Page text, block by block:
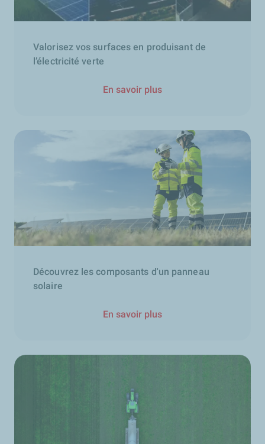
Valorisez vos surfaces en produisant de
l’électricité verte
En savoir plus
Découvrez les composants d'un panneau
solaire
En savoir plus